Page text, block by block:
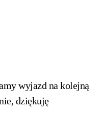
wyjazd na kolejną
dziękuję